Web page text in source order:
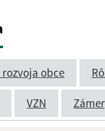
rozvoja obce
VZN